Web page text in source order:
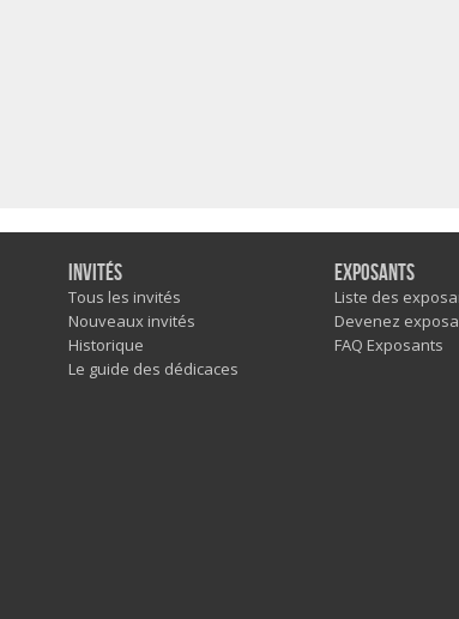
Invités
Tous les invités
Nouveaux invités
Historique
Le guide des dédicaces
Exposants
Liste des
Devenez
FAQ Exposants